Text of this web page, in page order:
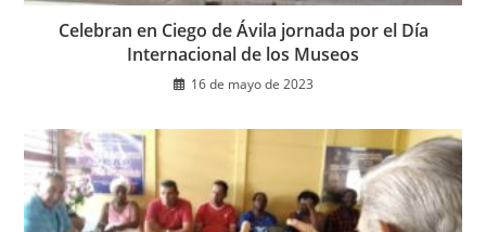
Celebran en Ciego de Ávila jornada por el Día
Internacional de los Museos
16 de mayo de 2023